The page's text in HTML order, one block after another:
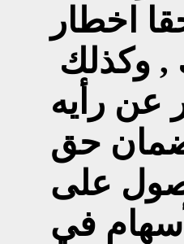
اخطار
, وكذلك
عن رأيه
حق
على
في